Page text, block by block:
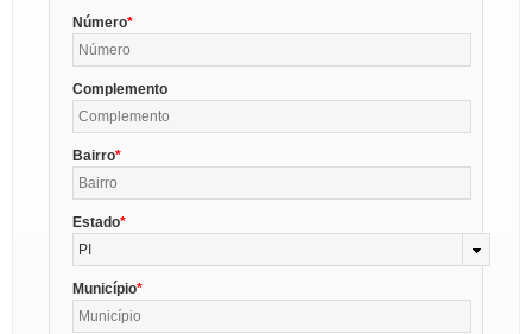
Número
Complemento
Bairro
Estado
PI
Município